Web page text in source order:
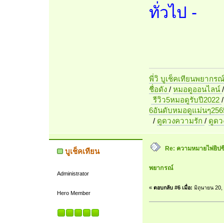
ทั่วไป -
พี่วิ บูเช็คเทียนพยากร
ชื่อดัง / หมอดูออนไลน์
รีวิว5หมอดูรับปี2022
6อันดับหมอดูแม่นๆ
/ ดูดวงความรัก / ดูด
บูเช็คเทียน
Administrator
Hero Member
Re: ความหมายไพ่ยิป
พยากรณ์
« ตอบกลับ #6 เมื่อ: มิถุนายน 20,